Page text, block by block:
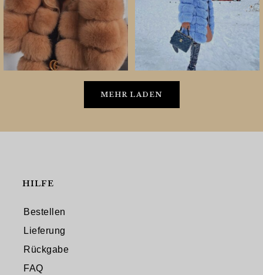
MEHR LADEN
HILFE
Bestellen
Lieferung
Rückgabe
FAQ